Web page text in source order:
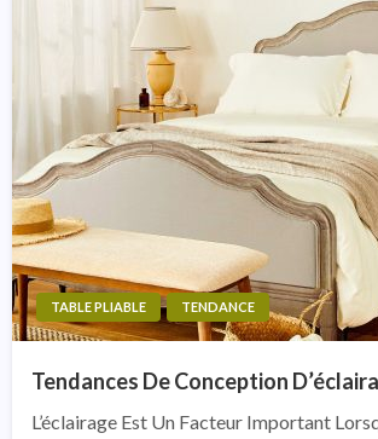
TABLE PLIABLE TENDANCE
Tendances De Conception
L’éclairage Est Un Facteur Important